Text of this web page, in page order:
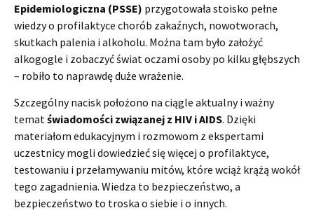
Epidemiologiczna (PSSE) przygotowała stoisko pełne
wiedzy o profilaktyce chorób zakaźnych, nowotworach,
skutkach palenia i alkoholu. Można tam było założyć
alkogogle i zobaczyć świat oczami osoby po kilku głębszych
– robiło to naprawdę duże wrażenie.
Szczególny nacisk położono na ciągle aktualny i ważny
tematświadomości związanej z HIV i AIDS. Dzięki
materiałom edukacyjnym i rozmowom z ekspertami
uczestnicy mogli dowiedzieć się więcej o profilaktyce,
testowaniu i przełamywaniu mitów, które wciąż krążą wokół
tego zagadnienia. Wiedza to bezpieczeństwo, a
bezpieczeństwo to troska o siebie i o innych.